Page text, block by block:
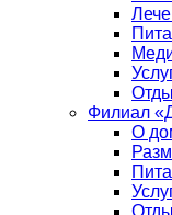
Филиал
О